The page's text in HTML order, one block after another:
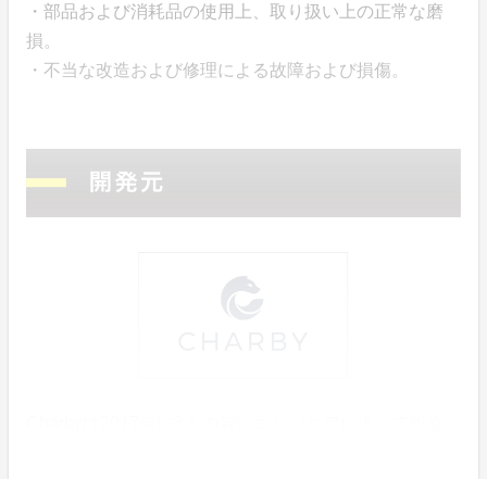
・部品および消耗品の使用上、取り扱い上の正常な磨
損。
・不当な改造および修理による故障および損傷。